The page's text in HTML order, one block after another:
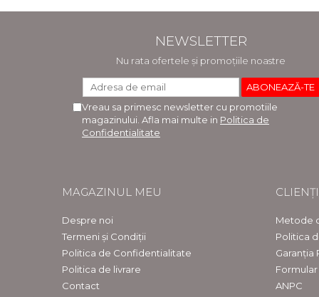
NEWSLETTER
Nu rata ofertele și promoțiile noastre
Vreau sa primesc newsletter cu promotiile
magazinului. Afla mai multe in Politica de
Confidentialitate
MAGAZINUL MEU
Despre noi
Termeni și Condiții
Politica de Confidentialitate
Politica de livrare
Contact
CLIENȚI
Metode
Politica
Garanția
ANPC